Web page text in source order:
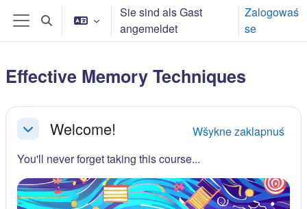
Zum Hauptinhalt
Website-Übersicht
Sucheingabe umschalten
Sie sind als Gast
angemeldet
Zalogowaś
se
Effective Memory Techniques
Abschnittsübersicht
EinklappenWelcome!
Wšykne zaklapnuś
You'll never forget taking this course...